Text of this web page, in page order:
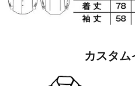
カスタム